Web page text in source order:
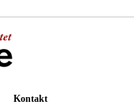
Kontakt